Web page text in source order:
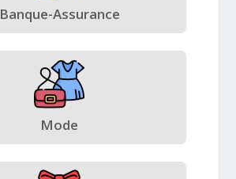
Banque-Assurance
Mode